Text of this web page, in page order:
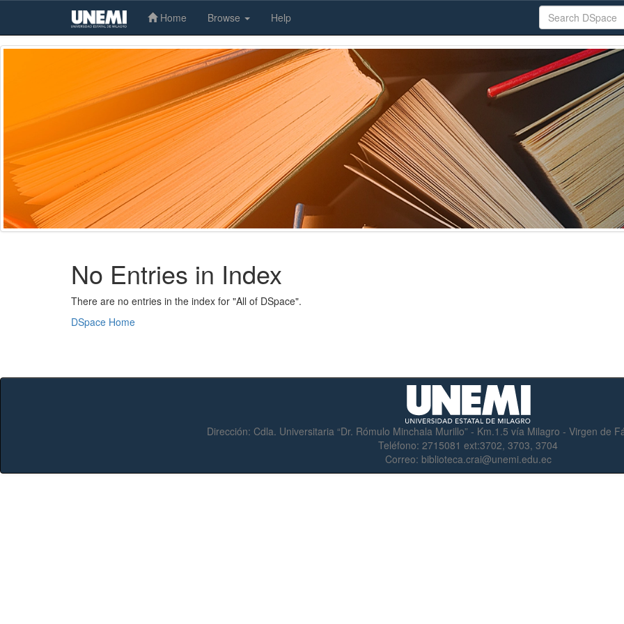
Skip
Home Browse Help
No Entries in Index
There are no entries in the index for "All of DSpace".
DSpace Home
Dirección: Cdla. Universitaria “Dr. Rómulo Minchala Murillo” - Km.1.5 vía Milagro - Virgen de
Teléfono: 2715081 ext:3702, 3703, 3704
Correo: biblioteca.crai@unemi.edu.ec